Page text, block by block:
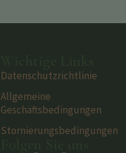
Datenschutzrichtlinie
Allgemeine
Geschäftsbedingungen
Stornierungsbedingungen